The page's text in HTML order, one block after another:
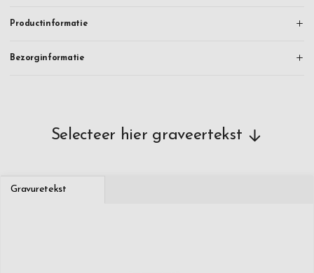
Productinformatie
Bezorginformatie
Selecteer hier graveertekst
Gravuretekst